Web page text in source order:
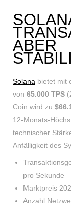
ABER
Solana bietet mit
von 65.000 TPS
Coin wird zu
12-Monats-
technischer
Anfälligkeit des
pro Sekunde
Marktpreis
Anzahl